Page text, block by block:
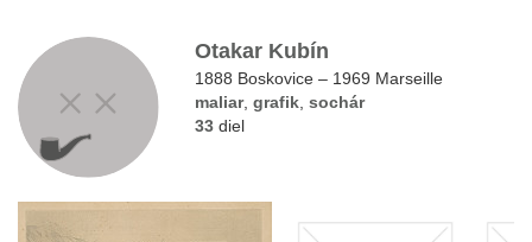
Otakar Kubín
1888 Boskovice – 1969 Marseille
maliar,grafik ,sochár
33 diel